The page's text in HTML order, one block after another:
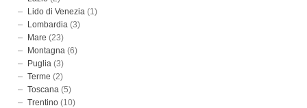
Lido di Venezia (1)
Lombardia (3)
Mare (23)
Montagna (6)
Puglia (3)
Terme (2)
Toscana (5)
Trentino (10)